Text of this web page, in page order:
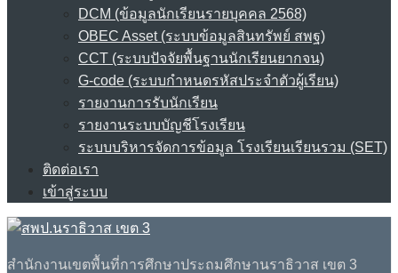
DCM (ข้อมูลนักเรียนรายบุคคล 2568)
OBEC Asset (ระบบข้อมูลสินทรัพย์ สพฐ)
CCT (ระบบปัจจัยพื้นฐานนักเรียนยากจน)
G-code (ระบบกำหนดรหัสประจำตัวผู้เรียน)
รายงานการรับนักเรียน
รายงานระบบบัญชีโรงเรียน
ระบบบริหารจัดการข้อมูล โรงเรียนเรียนรวม (SET)
ติดต่อเรา
เข้าสู่ระบบ
สำนักงานเขตพื้นที่การศึกษาประถมศึกษานราธิวาส เขต 3